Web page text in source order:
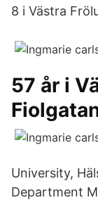
8 i Västra
57 år i
University,
Department